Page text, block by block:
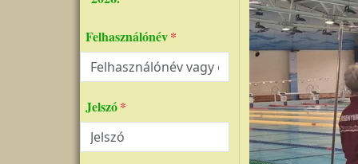
Felhasználónév
Jelszó